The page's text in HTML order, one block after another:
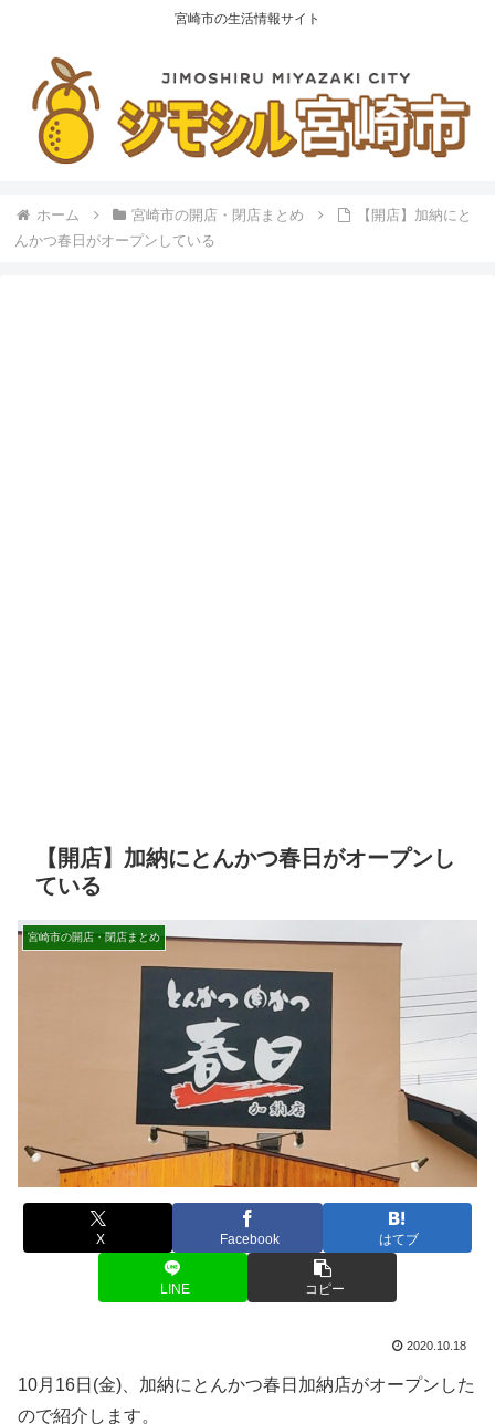
宮崎市の生活情報サイト
ホーム 宮崎市の開店・閉店まとめ
【開店】加納にと
んかつ春日がオープンしている
【開店】加納にとんかつ春日がオープンし
ている
宮崎市の開店・閉店まとめ
X Facebook はてブ
LINE コピー
2020.10.18
10月16日(金)、加納にとんかつ春日加納店がオープンした
ので紹介します。